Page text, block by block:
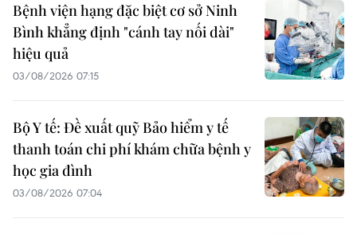
Bệnh viện hạng đặc biệt cơ sở Ninh
Bình khẳng định "cánh tay nối dài"
hiệu quả
03/08/2026 07:15
Bộ Y tế: Đề xuất quỹ Bảo hiểm y tế
thanh toán chi phí khám chữa bệnh y
học gia đình
03/08/2026 07:04